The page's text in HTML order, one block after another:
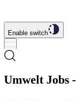
Enable switch
Umwelt Jobs